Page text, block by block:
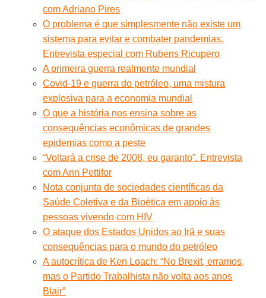
com Adriano Pires
O problema é que simplesmente não existe um
sistema para evitar e combater pandemias.
Entrevista especial com Rubens Ricupero
A primeira guerra realmente mundial
Covid-19 e guerra do petróleo, uma mistura
explosiva para a economia mundial
O que a história nos ensina sobre as
consequências econômicas de grandes
epidemias como a peste
“Voltará a crise de 2008, eu garanto”. Entrevista
com Ann Pettifor
Nota conjunta de sociedades científicas da
Saúde Coletiva e da Bioética em apoio às
pessoas vivendo com HIV
O ataque dos Estados Unidos ao Irã e suas
consequências para o mundo do petróleo
A autocrítica de Ken Loach: “No Brexit, erramos,
mas o Partido Trabalhista não volta aos anos
Blair”